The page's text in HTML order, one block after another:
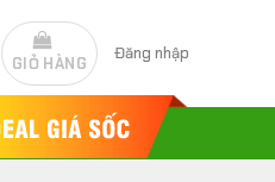
GIỎ HÀNG
Đăng nhập